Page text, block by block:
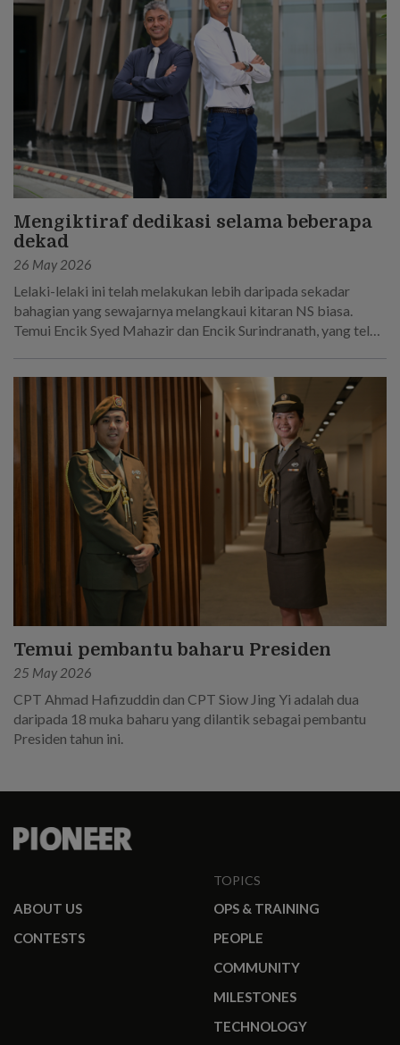
Mengiktiraf dedikasi selama beberapa
dekad
26 May 2026
Lelaki-lelaki ini telah melakukan lebih daripada sekadar
bahagian yang sewajarnya melangkaui kitaran NS biasa.
Temui Encik Syed Mahazir dan Encik Surindranath, yang telah
Temui pembantu baharu Presiden
25 May 2026
CPT Ahmad Hafizuddin dan CPT Siow Jing Yi adalah dua
daripada 18 muka baharu yang dilantik sebagai pembantu
Presiden tahun ini.
ABOUT US
CONTESTS
TOPICS
OPS & TRAINING
PEOPLE
COMMUNITY
MILESTONES
TECHNOLOGY